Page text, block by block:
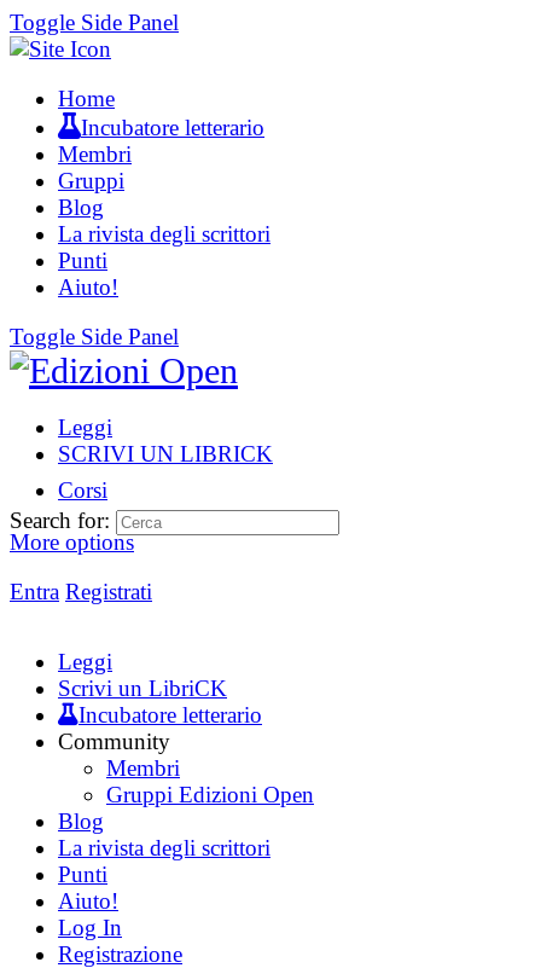
Toggle Side Panel
Home
Incubatore letterario
Membri
Gruppi
Blog
La rivista degli scrittori
Punti
Aiuto!
Toggle Side Panel
Leggi
SCRIVI UN LIBRICK
Corsi
More options
Entra Registrati
Search for:
Leggi
Scrivi un LibriCK
Incubatore letterario
Community
Membri
Gruppi Edizioni Open
Blog
La rivista degli scrittori
Punti
Aiuto!
Log In
Registrazione